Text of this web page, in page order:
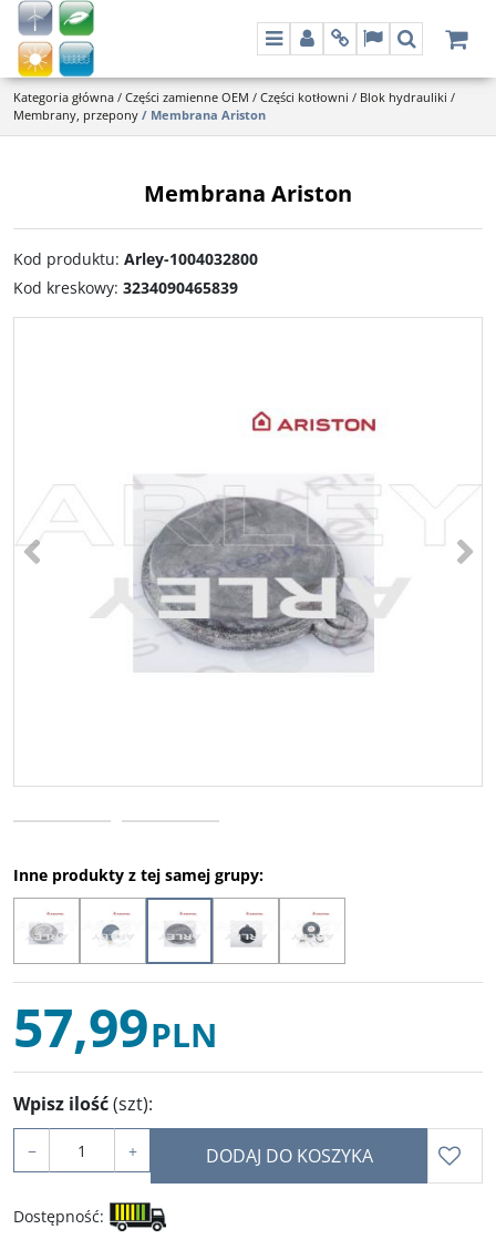
MenuPanelInfoLangSzukaj
Kategoria główna / Części zamienne OEM / Części kotłowni / Blok hydrauliki /
Membrany, przepony / Membrana Ariston
Membrana Ariston
Kod produktu: Arley-1004032800
Kod kreskowy: 3234090465839
<
Inne produkty z tej samej grupy:
57,99PLN
Wpisz ilość(szt):
− + DODAJ DO KOSZYKA
Dostępność: